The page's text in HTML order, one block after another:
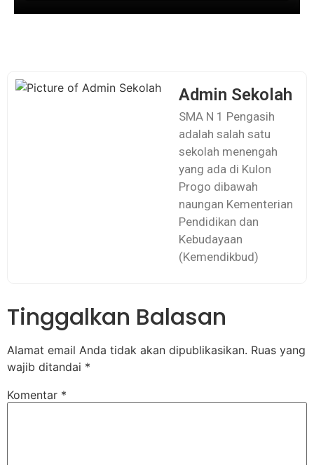
Admin Sekolah
SMA N 1 Pengasih
adalah salah satu
sekolah menengah
yang ada di Kulon
Progo dibawah
naungan Kementerian
Pendidikan dan
Kebudayaan
(Kemendikbud)
Tinggalkan Balasan
Alamat email Anda tidak akan dipublikasikan. Ruas yang
wajib ditandai *
Komentar *